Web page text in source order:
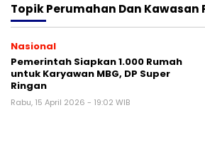
TopikPerumahan Dan Kawasan
Nasional
Pemerintah Siapkan 1.000 Rumah
untuk Karyawan MBG, DP Super
Ringan
Rabu, 15 April 2026 - 19:02 WIB